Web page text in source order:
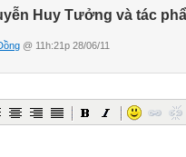
Huy Tưởng và tác
@ 11h:21p 28/06/11